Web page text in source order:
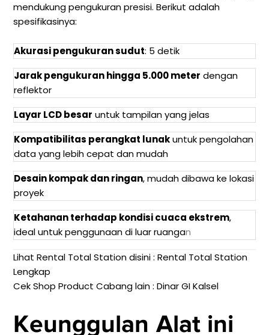
mendukung pengukuran presisi. Berikut adalah
spesifikasinya:
Akurasi pengukuran sudut: 5 detik
Jarak pengukuran hingga 5.000 meter dengan
reflektor
Layar LCD besar untuk tampilan yang jelas
Kompatibilitas perangkat lunakuntuk pengolahan
data yang lebih cepat dan mudah
Desain kompak dan ringan, mudah dibawa ke lokasi
proyek
Ketahanan terhadap kondisi cuaca ekstrem,
ideal untuk penggunaan di luar ruangan
Lihat Rental Total Station disini :Rental Total Station
Lengkap
Cek Shop Product Cabang lain :Dinar GI Kalsel
Keunggulan Alat ini